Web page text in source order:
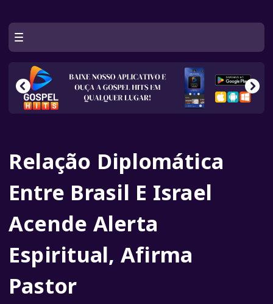
Relação Diplomática
Entre Brasil E Israel
Acende Alerta
Espiritual, Afirma
Pastor